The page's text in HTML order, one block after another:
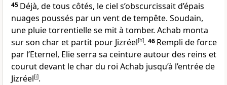
45 Déjà, de tous côtés, le ciel s’obscurcissait d’épais
nuages poussés par un vent de tempête. Soudain,
une pluie torrentielle se mit à tomber. Achab monta
sur son char et partit pour Jizréel[h]. 46 Rempli de force
par l’Eternel, Elie serra sa ceinture autour des reins et
courut devant le char du roi Achab jusqu’à l’entrée de
Jizréel[i].